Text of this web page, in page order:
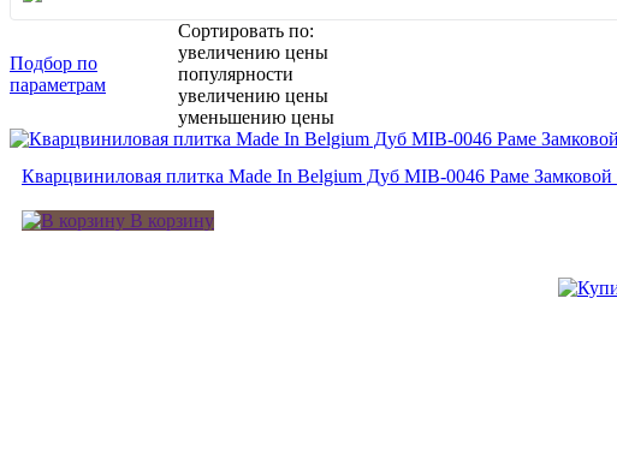
Подбор по
параметрам
Сортировать по:
увеличению цены
популярности
увеличению цены
уменьшению цены
Кварцвиниловая плитка Made In Belgium Дуб MIB-0046 Раме Замковой
В корзину